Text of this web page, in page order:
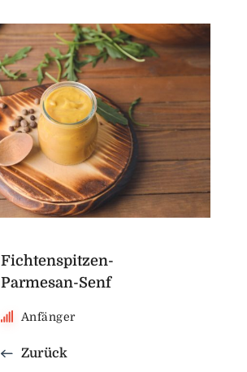
Fichtenspitzen-
Parmesan-Senf
Anfänger
Zurück